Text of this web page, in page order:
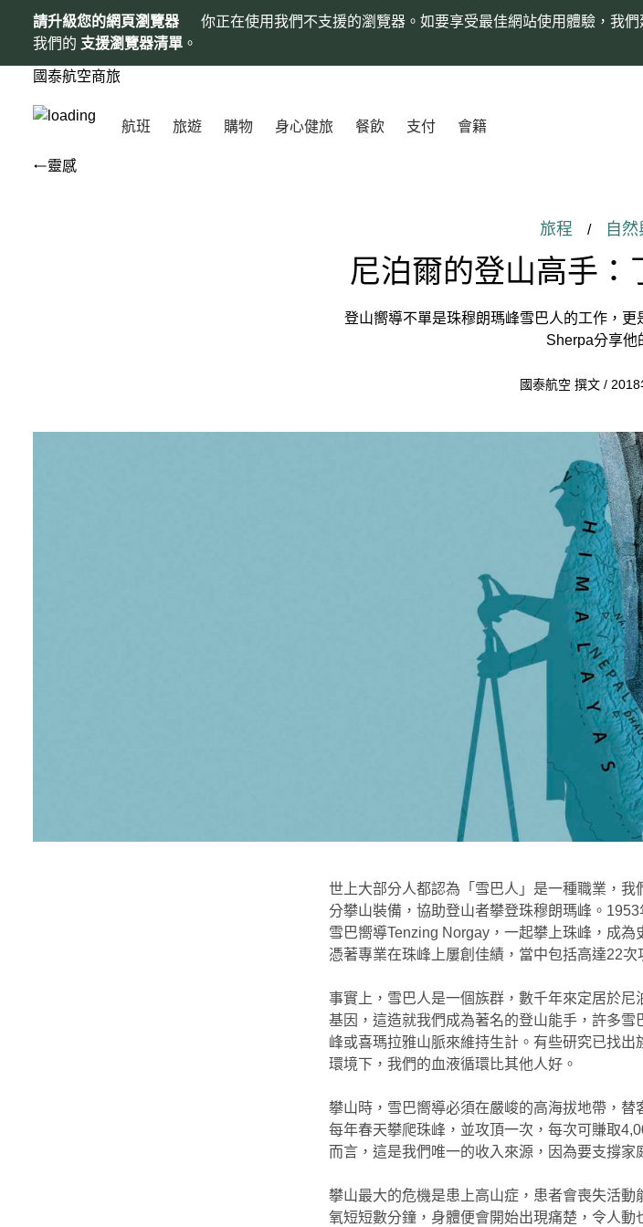
請升級您的網頁瀏覽器
你正在使用我們不支援的瀏覽器。如要享受最佳網站使用體驗，我
我們的 支援瀏覽器清單 。
國泰航空商旅
航班 旅遊 購物 身心健旅 餐飲 支付 會籍
靈感
旅程 / 自
尼泊爾的登山高手：
登山嚮導不單是珠穆朗瑪峰雪巴人的工作，
Sherpa分享他
國泰航空 撰文 / 2018
世上大部分人都認為「雪巴人」是一種職業，
分攀山裝備，協助登山者攀登珠穆朗瑪峰。
雪巴嚮導Tenzing Norgay，一起攀上珠峰，成
憑著專業在珠峰上屢創佳績，當中包括高達22
事實上，雪巴人是一個族群，數千年來定居於
基因，這造就我們成為著名的登山能手，許多
峰或喜瑪拉雅山脈來維持生計。有些研究已找
環境下，我們的血液循環比其他人好。
攀山時，雪巴嚮導必須在嚴峻的高海拔地帶，
每年春天攀爬珠峰，並攻頂一次，每次可賺取
而言，這是我們唯一的收入來源，因為要支撐家
攀山最大的危機是患上高山症，患者會喪失活
氧短短數分鐘，身體便會開始出現痛楚，令人